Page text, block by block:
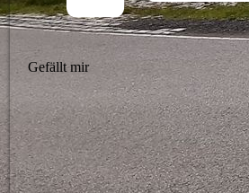
Gefällt mir